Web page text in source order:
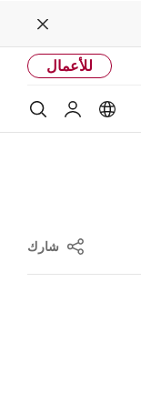
Close
للأعمال
optionsحساب
شارك